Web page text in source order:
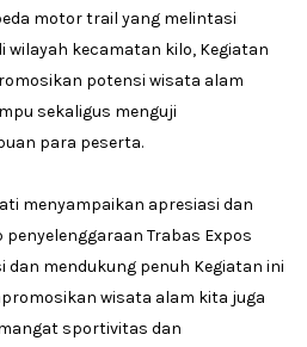
motor trail yang melintasi
wilayah kecamatan kilo, Kegiatan
potensi wisata alam
sekaligus menguji
para peserta.
menyampaikan apresiasi dan
Trabas Expos
dan mendukung penuh Kegiatan ini
wisata alam kita juga
sportivitas dan